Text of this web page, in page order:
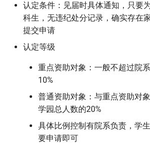
成绩单与感谢信
认定条件：见届时具体通知，只要
科生，无违纪处分记录，确实存在
提交申请
认定等级
重点资助对象：一般不超过院
10%
普通资助对象：与重点资助对
学园总人数的20%
具体比例控制有院系负责，学
要申请即可